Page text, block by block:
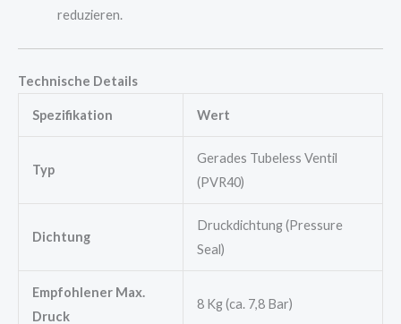
reduzieren.
Technische Details
Spezifikation Wert
Typ
Gerades Tubeless Ventil
(PVR40)
Dichtung
Druckdichtung (Pressure
Seal)
Empfohlener Max.
Druck
8 Kg (ca. 7,8 Bar)